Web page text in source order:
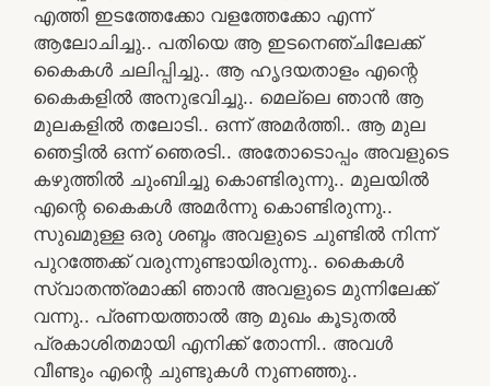
എത്തി ഇടത്തേക്കോ വളത്തേക്കോ എന്ന്
ആലോചിച്ചു.. പതിയെ ആ ഇടനെഞ്ചിലേക്ക്
കൈകൾ ചലിപ്പിച്ചു.. ആ ഹൃദയതാളം എന്റെ
കൈകളിൽ അനുഭവിച്ചു.. മെല്ലെ ഞാൻ ആ
മുലകളിൽ തലോടി.. ഒന്ന് അമർത്തി.. ആ മുല
ഞെട്ടിൽ ഒന്ന് ഞെരടി.. അതോടൊപ്പം അവളുടെ
കഴുത്തിൽ ചുംബിച്ചു കൊണ്ടിരുന്നു.. മുലയിൽ
എന്റെ കൈകൾ അമർന്നു കൊണ്ടിരുന്നു..
സുഖമുള്ള ഒരു ശബ്ദം അവളുടെ ചുണ്ടിൽ നിന്ന്
പുറത്തേക്ക് വരുന്നുണ്ടായിരുന്നു.. കൈകൾ
സ്വാതന്ത്രമാക്കി ഞാൻ അവളുടെ മുന്നിലേക്ക്
വന്നു.. പ്രണയത്താൽ ആ മുഖം കൂടുതൽ
പ്രകാശിതമായി എനിക്ക് തോന്നി.. അവൾ
വീണ്ടും എന്റെ ചുണ്ടുകൾ നുണഞ്ഞു..